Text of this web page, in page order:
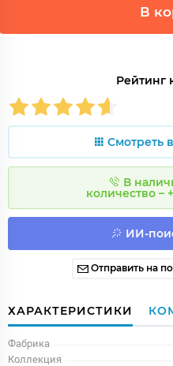
В
Рейтинг
Смотреть
В
количество –
ИИ-
Отправить на
ХАРАКТЕРИСТИКИ
Фабрика
Коллекция